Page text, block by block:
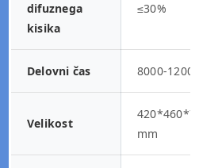
difuznega
kisika
≤30%
Delovni čas 8000-12000H
Velikost
420*460*768
mm